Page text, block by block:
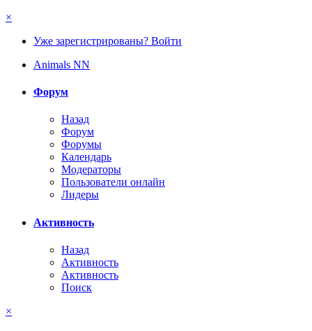
×
Уже зарегистрированы? Войти
Animals NN
Форум
Назад
Форум
Форумы
Календарь
Модераторы
Пользователи онлайн
Лидеры
Активность
Назад
Активность
Активность
Поиск
×